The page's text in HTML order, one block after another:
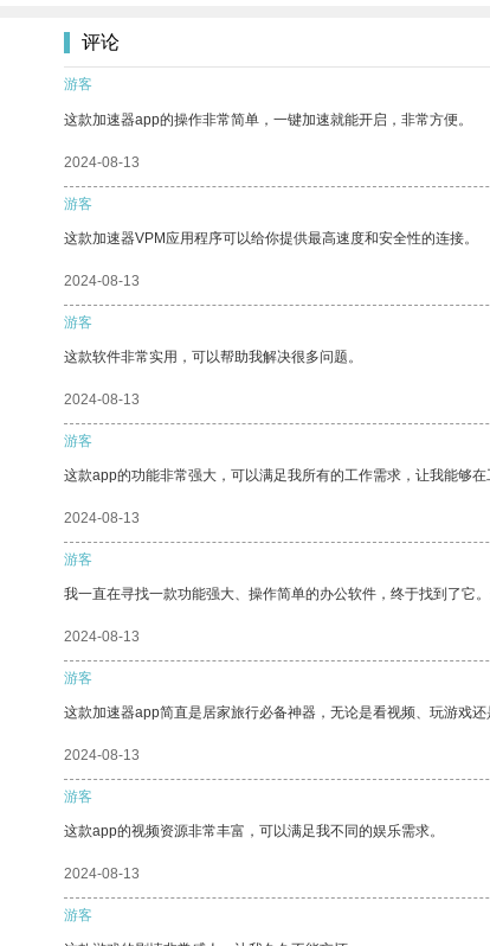
评论
游客
这款加速器app的操作非常简单，一键加速就能开启，非常方便。
2024-08-13
游客
这款加速器VPM应用程序可以给你提供最高速度和安全性的连接。
2024-08-13
游客
这款软件非常实用，可以帮助我解决很多问题。
2024-08-13
游客
这款app的功能非常强大，可以满足我所有的工作需求，让我能够在
2024-08-13
游客
我一直在寻找一款功能强大、操作简单的办公软件，终于找到了它
2024-08-13
游客
这款加速器app简直是居家旅行必备神器，无论是看视频、玩游戏
2024-08-13
游客
这款app的视频资源非常丰富，可以满足我不同的娱乐需求。
2024-08-13
游客